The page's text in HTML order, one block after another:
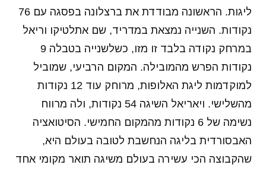
ליגות. הראשונה מבודדת את ברצלונה בפסגה עם 76
נקודות. השנייה נמצאת במדריד, שם אתלטיקו וריאל
במרחק נקודה בלבד זו מזו, כשלשנייה בטבלה 9
נקודות הפרש מהמובילה. המקום הרביעי, שמוביל
למוקדמות ליגת האלופות, מרוחק עוד 12 נקודות
מהשלישי. ויאריאל השיגה 54 נקודות, ולה מרווח
נשימה של 6 נקודות מהמקום החמישי. הסיטואציה
האבסורדית בליגה הנחשבת לטובה בעולם היא,
שהקבוצה הכי עשירה בעולם משיגה תואר מקומי אחד